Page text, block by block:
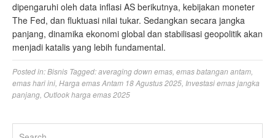
dipengaruhi oleh data inflasi AS berikutnya, kebijakan moneter
The Fed, dan fluktuasi nilai tukar. Sedangkan secara jangka
panjang, dinamika ekonomi global dan stabilisasi geopolitik akan
menjadi katalis yang lebih fundamental.
Posted in:Bisnis Tagged:averaging down emas emas batangan antam
emas hari ini Harga emas Antam 18 Agustus 2025 Investasi emas jangka
panjang Outlook harga emas 2025